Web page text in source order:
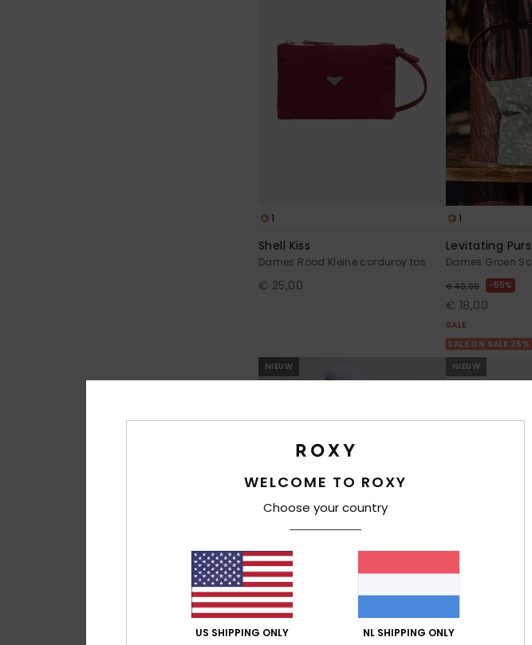
1
Shell Kiss
Dames Rood Kleine corduroy tas
€ 25,00
1
Levitating
Dames Groen
€ 40,00 55%
€ 18,00
SALE
SALE ON SALE 25%
NIEUW
1
NIEUW
2
WELCOME TO ROXY
Choose your country
US SHIPPING ONLY NL SHIPPING ONLY